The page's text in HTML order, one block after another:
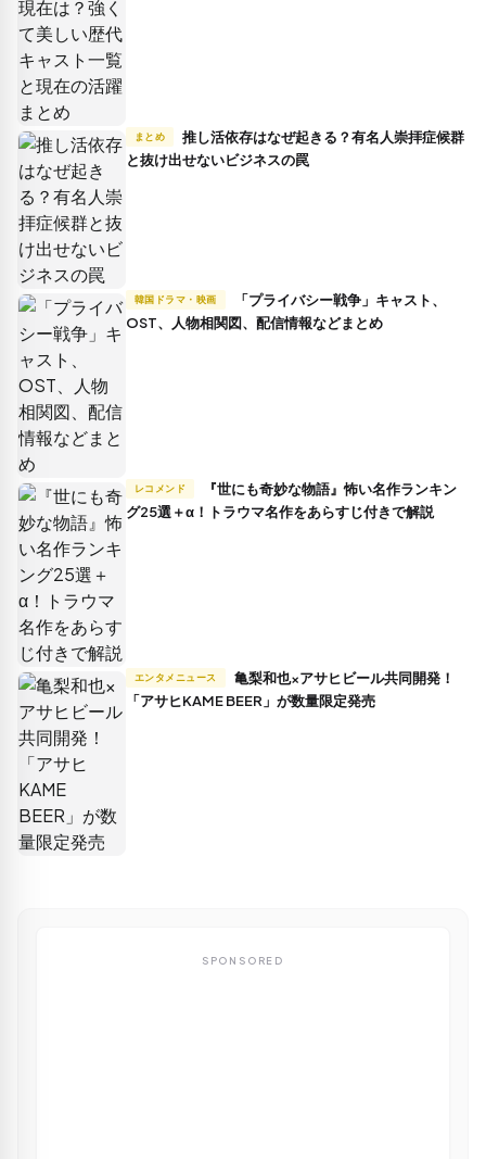
まとめ
推し活依存はなぜ起きる？有名人崇拝症候群
と抜け出せないビジネスの罠
韓国ドラマ・映画
OST、人物相関図、配信情報などまとめ
レコメンド
グ25選＋α！トラウマ名作をあらすじ付きで解説
エンタメニュース
「アサヒKAME BEER」が数量限定発売
SPONSORED